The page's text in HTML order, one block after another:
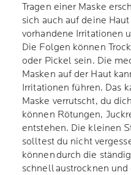
Tragen einer Maske
sich auch auf deine
vorhandene Irritationen
Die Folgen können
oder Pickel sein. Die
Masken auf der Haut
Irritationen führen. Das
Maske verrutscht, du
können Rötungen,
entstehen. Die kleinen
solltest du nicht
können durch die
schnell austrocknen und